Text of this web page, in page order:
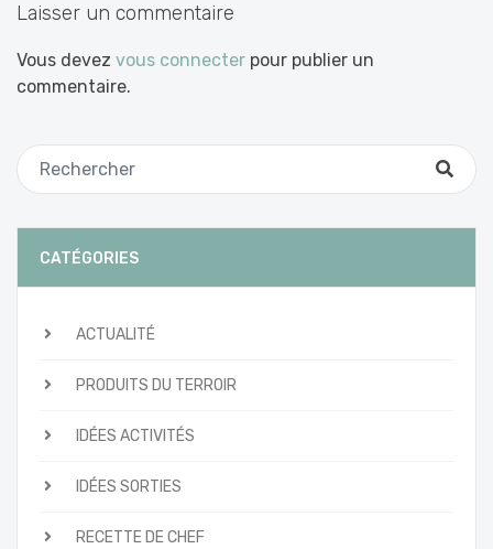
Laisser un commentaire
Vous devez vous connecter pour publier un
commentaire.
CATÉGORIES
ACTUALITÉ
PRODUITS DU TERROIR
IDÉES ACTIVITÉS
IDÉES SORTIES
RECETTE DE CHEF